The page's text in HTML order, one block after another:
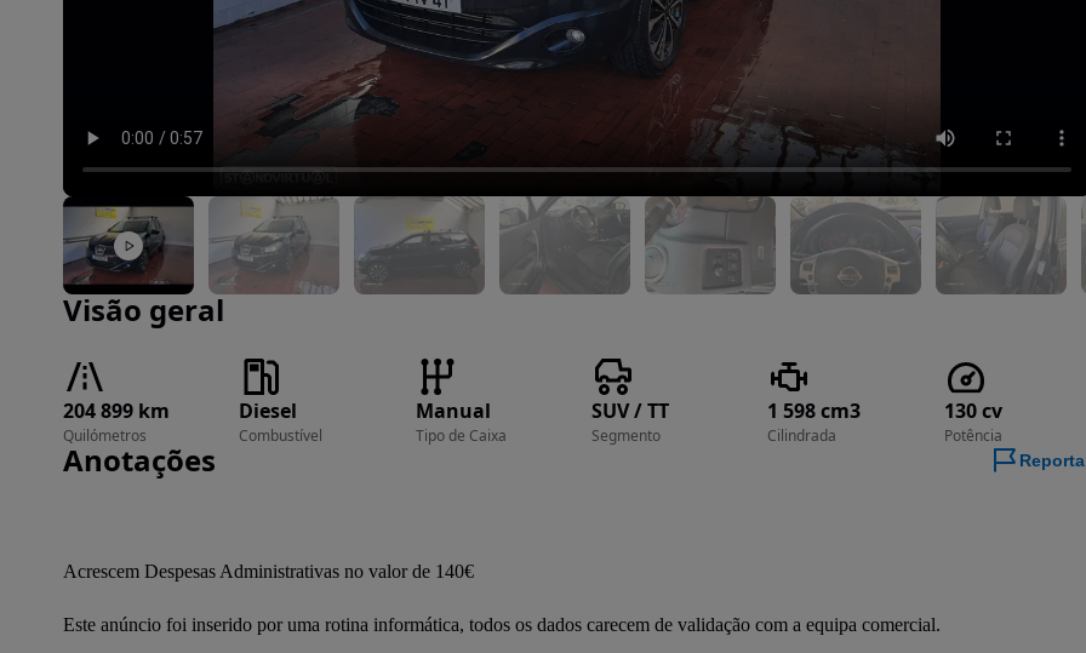
Imagem 1 de 14
Visão geral
204 899 km
Quilómetros
Diesel
Combustível
Manual
Tipo de Caixa
SUV / TT
Segmento
1 598 cm3
Cilindrada
130 cv
Potência
Anotações
Acrescem Despesas Administrativas no valor de 140€
Este anúncio foi inserido por uma rotina informática, todos os dados carecem de validação com a equipa comercial.